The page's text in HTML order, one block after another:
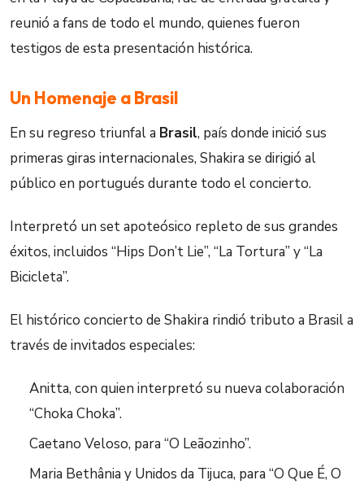
reunió a fans de todo el mundo, quienes fueron
testigos de esta presentación histórica.
Un Homenaje a Brasil
En su regreso triunfal a Brasil, país donde inició sus
primeras giras internacionales, Shakira se dirigió al
público en portugués durante todo el concierto.
Interpretó un set apoteósico repleto de sus grandes
éxitos, incluidos “Hips Don’t Lie”, “La Tortura” y “La
Bicicleta”.
El histórico concierto de Shakira rindió tributo a Brasil a
través de invitados especiales:
Anitta, con quien interpretó su nueva colaboración
“Choka Choka”.
Caetano Veloso, para “O Leãozinho”.
Maria Bethânia y Unidos da Tijuca, para “O Que É, O